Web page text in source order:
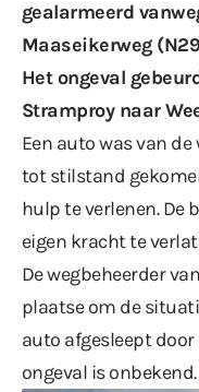
gealarmeerd
Maaseikerweg
Het ongeval
Stramproy naar
Een auto was van
tot stilstand
hulp te verlenen. De
eigen kracht te
De wegbeheerder
plaatse om de
auto afgesleept door
ongeval is onbekend.